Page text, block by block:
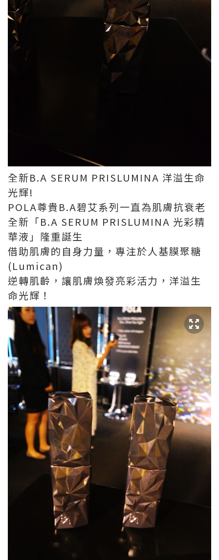
全新B.A SERUM PRISLUMINA 洋溢生命
光輝!
POLA尊貴B.A碧艾系列一直為肌膚抗衰老
全新「B.A SERUM PRISLUMINA 光彩精
華液」隆重誕生
借助肌膚的自身力量，專注於人基膜聚糖
(Lumican)
逆轉肌齡，讓肌膚煥發亮彩活力，洋溢生
命光輝！